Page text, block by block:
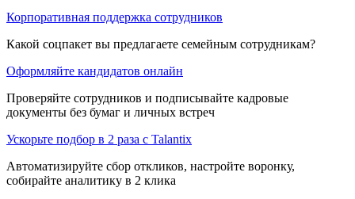
Корпоративная поддержка сотрудников
Какой соцпакет вы предлагаете семейным сотрудникам?
Оформляйте кандидатов онлайн
Проверяйте сотрудников и подписывайте кадровые
документы без бумаг и личных встреч
Ускорьте подбор в 2 раза с Talantix
Автоматизируйте сбор откликов, настройте воронку,
собирайте аналитику в 2 клика